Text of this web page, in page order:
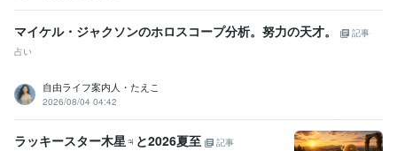
マイケル・ジャクソンのホロスコープ分析。努力の天才。
記事
占い
自由ライフ案内人・たえこ
2026/08/04 04:42
ラッキースター木星♃と2026夏至
記事